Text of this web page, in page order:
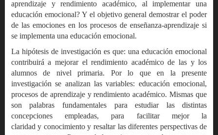
aprendizaje y rendimiento académico, al implementar una
educación emocional? Y el objetivo general demostrar el poder
de las emociones en los procesos de enseñanza-aprendizaje si
se implementa una educación emocional.
La hipótesis de investigación es que: una educación emocional
contribuirá a mejorar el rendimiento académico de las y los
alumnos de nivel primaria. Por lo que en la presente
investigación se analizan las variables: educación emocional,
procesos de aprendizaje y rendimiento académico. Mismas que
son palabras fundamentales para estudiar las distintas
concepciones empleadas, para facilitar mejor la
claridad y conocimiento y resaltar las diferentes perspectivas de